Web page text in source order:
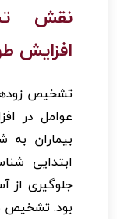
نقش
افزایش
تشخیص
عوامل در
بیماران به
ابتدایی
جلوگیری از
بود. تشخیص